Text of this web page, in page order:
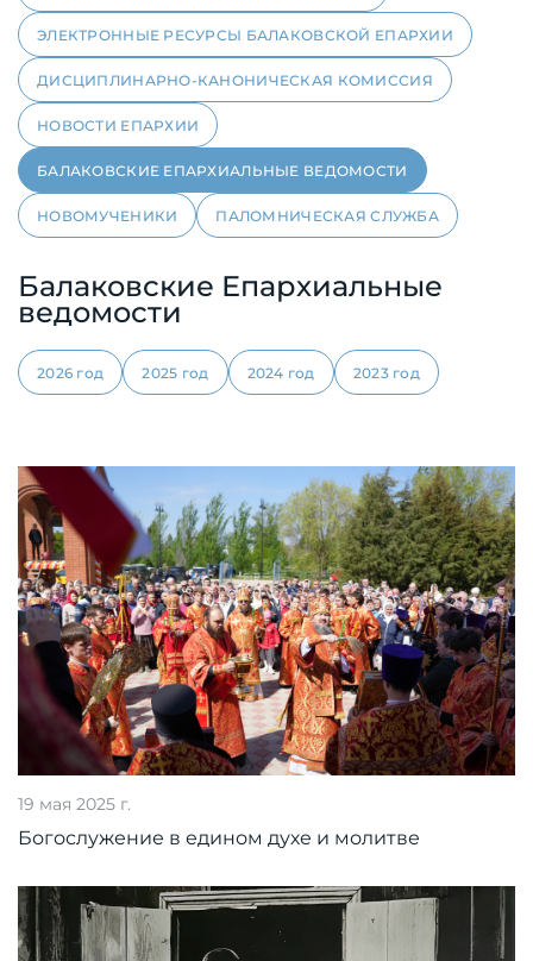
ЭЛЕКТРОННЫЕ РЕСУРСЫ БАЛАКОВСКОЙ ЕПАРХИИ
ДИСЦИПЛИНАРНО-КАНОНИЧЕСКАЯ КОМИССИЯ
НОВОСТИ ЕПАРХИИ
БАЛАКОВСКИЕ ЕПАРХИАЛЬНЫЕ ВЕДОМОСТИ
НОВОМУЧЕНИКИ ПАЛОМНИЧЕСКАЯ СЛУЖБА
Балаковские Епархиальные
ведомости
2026 год 2025 год 2024 год 2023 год
19 мая 2025 г.
Богослужение в едином духе и молитве